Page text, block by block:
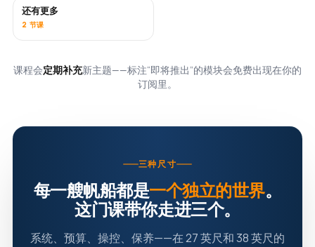
即将推出
还有更多
2 节课
课程会定期补充新主题——标注“即将推出”的模块会免费出现在你的
订阅里。
三种尺寸
每一艘帆船都是一个独立的世界。
这门课带你走进三个。
系统、预算、操控、保养——在 27 英尺和 38 英尺的